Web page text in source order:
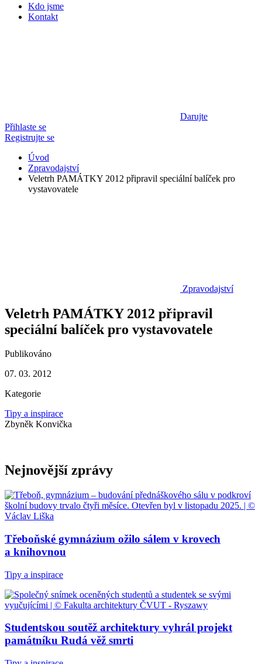
Kdo jsme
Kontakt
Darujte
Přihlaste se
Registrujte se
Úvod
Zpravodajství
Veletrh PAMÁTKY 2012 připravil speciální balíček pro
vystavovatele
Zpravodajství
Veletrh PAMÁTKY 2012 připravil
speciální balíček pro vystavovatele
Publikováno
07. 03. 2012
Kategorie
Tipy a inspirace
Zbyněk Konvička
Nejnovější zprávy
Třeboňské gymnázium ožilo sálem v krovech
a knihovnou
Tipy a inspirace
Studentskou soutěž architektury vyhrál projekt
památníku Rudá věž smrti